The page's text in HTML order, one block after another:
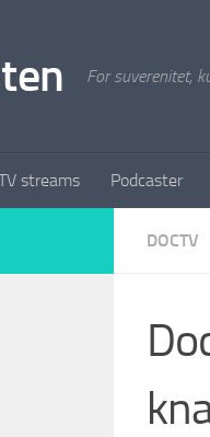
For suverenitet,
streams Podcaster
DOCTV